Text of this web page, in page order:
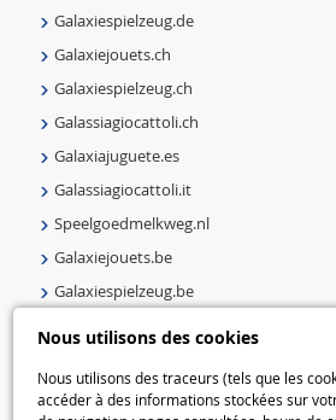
Nous utilisons des cookies
Nous utilisons des traceurs (tels que les
accéder à des informations stockées sur
Galaxiespielzeug.de
Galaxiejouets.ch
Galaxiespielzeug.ch
Galassiagiocattoli.ch
Galaxiajuguete.es
Galassiagiocattoli.it
Speelgoedmelkweg.nl
Galaxiejouets.be
Galaxiespielzeug.be